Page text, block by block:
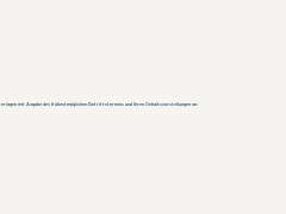
mit Angabe des frühestmöglichen Eintrittstermins und Ihren Gehaltsvorstellungen an: